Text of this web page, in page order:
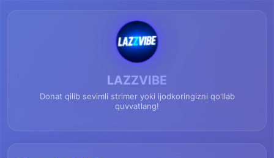
LAZZVIBE
Donat qilib sevimli strimer yoki ijodkoringizni qo'llab
quvvatlang!